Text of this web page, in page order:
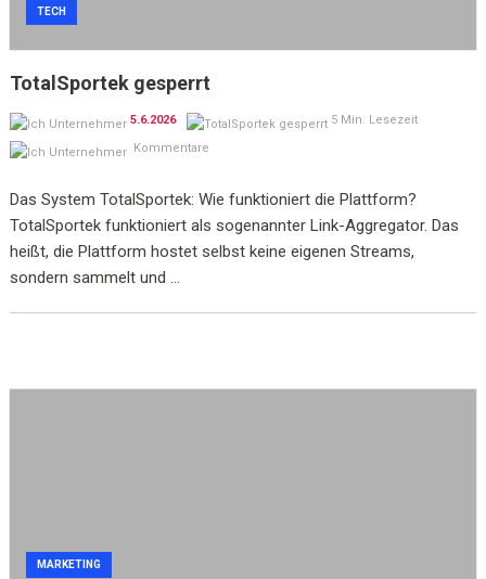
TECH
TotalSportek gesperrt
5.6.2026
5 Min. Lesezeit
Kommentare
Das System TotalSportek: Wie funktioniert die Plattform?
TotalSportek funktioniert als sogenannter Link-Aggregator. Das
heißt, die Plattform hostet selbst keine eigenen Streams,
sondern sammelt und ...
MARKETING